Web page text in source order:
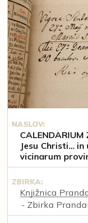
NASLOV:
Jesu Christi...
vicinarum
ZBIRKA:
Knjižnica
- Zbirka